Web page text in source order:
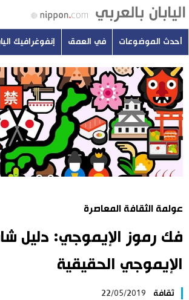
أحدث الموضوعات
في العمق
اليابان في فيديو
أحدث الموضوعات في العمق إنفوغرافيك
عولمة الثقافة المعاصرة
فك رموز الإيموجي: دليل
الإيموجي الحقيقية
ثقافة
22/05/2019